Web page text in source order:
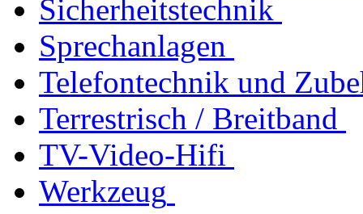
Sicherheitstechnik
Sprechanlagen
Telefontechnik und
Terrestrisch / Breitband
TV-Video-Hifi
Werkzeug